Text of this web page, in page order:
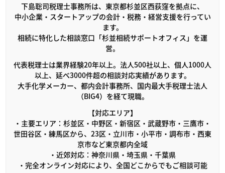
下島聡司税理士事務所は、東京都杉並区西荻窪を拠点に、
中小企業・スタートアップの会計・税務・経営支援を行ってい
ます。
相続に特化した相談窓口「杉並相続サポートオフィス」を運
営。
代表税理士は業界経験20年以上。法人500社以上、個人1000人
以上、延べ3000件超の相談対応実績があります。
大手化学メーカー、都内会計事務所、国内最大手税理士法人
（BIG4）を経て現職。
【対応エリア】
・主要エリア：杉並区・中野区・新宿区・武蔵野市・三鷹市・
世田谷区・練馬区から、23区・立川市・小平市・調布市・西東
京市など東京都内全域
・近郊対応：神奈川県・埼玉県・千葉県
・完全オンライン対応により、全国どこからでもご相談可能